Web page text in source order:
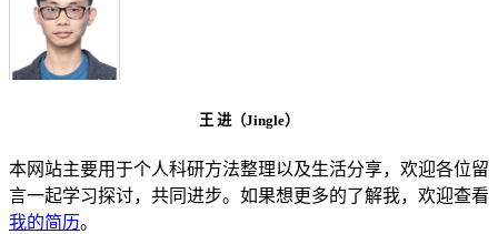
王 进（Jingle）
本网站主要用于个人科研方法整理以及生活分享，欢迎各位留
言一起学习探讨，共同进步。如果想更多的了解我，欢迎查看
我的简历。